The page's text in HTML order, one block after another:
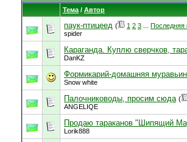
Тема / Автор
паук-птицеед ( 1 2 3 Последняя
spider
Караганда. Куплю сверчков,
DanKZ
Формикарий-домашняя
Snow white
Палочниководы, просим сюда (
ANGELIQE
Продаю тараканов "Шипящий
Lorik888